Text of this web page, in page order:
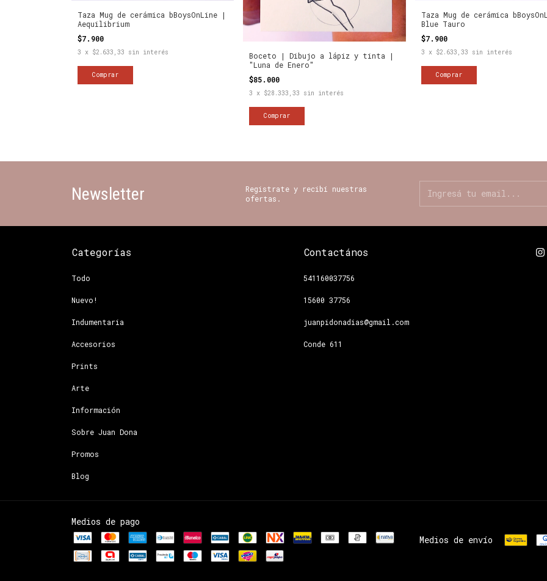
Taza Mug de cerámica bBoysOnLine |
Aequilibrium
$7.900
3 x $2.633,33 sin interés
Boceto | Dibujo a lápiz y tinta |
"Luna de Enero"
$85.000
3 x $28.333,33 sin interés
Taza Mug de cerámica
Blue Tauro
$7.900
3 x $2.633,33 sin interés
Newsletter
Registrate y recibí nuestras
ofertas.
Categorías
Todo
Nuevo!
Indumentaria
Accesorios
Prints
Arte
Información
Sobre Juan Dona
Promos
Blog
Contactános
541160037756
15600 37756
juanpidonadias@gmail.com
Conde 611
Medios de pago
Medios de envío